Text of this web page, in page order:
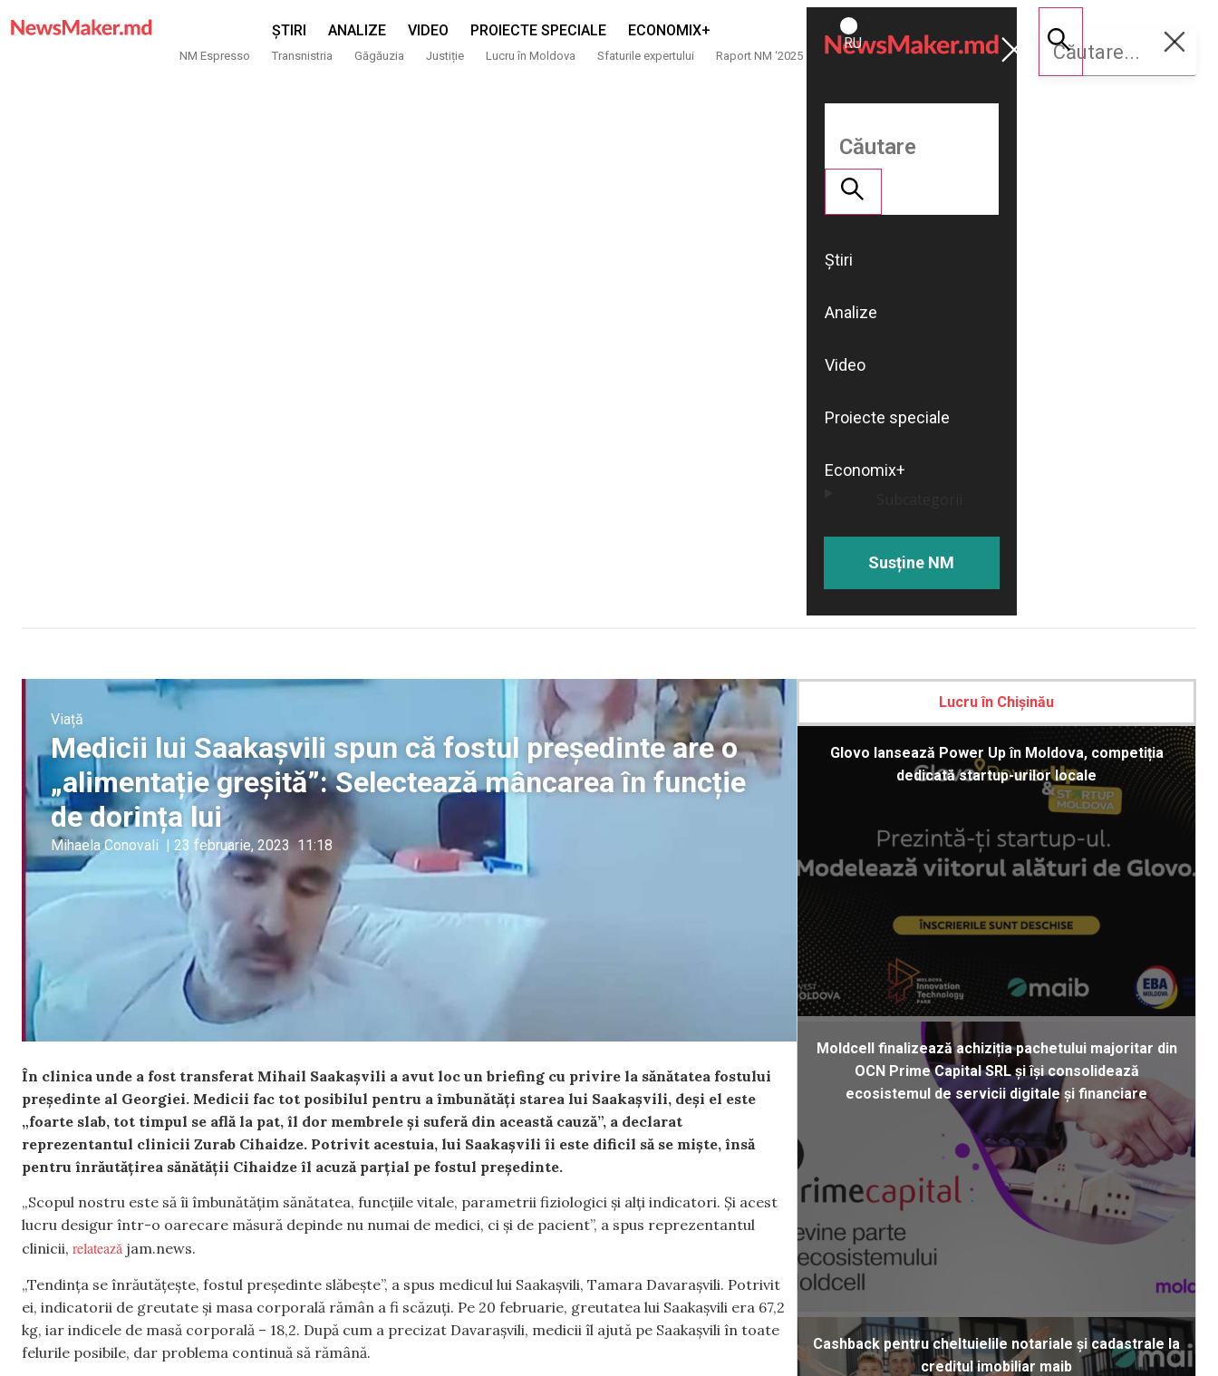
ȘTIRI ANALIZE VIDEO PROIECTE SPECIALE ECONOMIX+
NM Espresso Transnistria Găgăuzia Justiție Lucru în Moldova Sfaturile expertului Raport NM ‘2025
ROMÂNĂ
RU
Susține
NM
Știri
Analize
Video
Proiecte speciale
Economix+
Susține NM
Viață
Medicii lui Saakașvili spun că fostul președinte are o
„alimentație greșită”: Selectează mâncarea în funcție
de dorința lui
Mihaela Conovali | 23 februarie, 2023 11:18
În clinica unde a fost transferat Mihail Saakașvili a avut loc un briefing cu privire la sănătatea fostului
președinte al Georgiei. Medicii fac tot posibilul pentru a îmbunătăți starea lui Saakașvili, deși el este
„foarte slab, tot timpul se află la pat, îl dor membrele și suferă din această cauză”, a declarat
reprezentantul clinicii Zurab Cihaidze. Potrivit acestuia, lui Saakașvili îi este dificil să se miște, însă
pentru înrăutățirea sănătății Cihaidze îl acuză parțial pe fostul președinte.
„Scopul nostru este să îi îmbunătățim sănătatea, funcțiile vitale, parametrii fiziologici și alți indicatori. Și acest
lucru desigur într-o oarecare măsură depinde nu numai de medici, ci și de pacient”, a spus reprezentantul
clinicii, relatează jam.news.
„Tendința se înrăutățește, fostul președinte slăbește”, a spus medicul lui Saakașvili, Tamara Davarașvili. Potrivit
ei, indicatorii de greutate și masa corporală rămân a fi scăzuți. Pe 20 februarie, greutatea lui Saakașvili era 67,2
kg, iar indicele de masă corporală – 18,2. După cum a precizat Davarașvili, medicii îl ajută pe Saakașvili în toate
felurile posibile, dar problema continuă să rămână.
Lucru în Chișinău
Glovo lansează Power Up în Moldova, competiția
dedicată startup-urilor locale
Moldcell finalizează achiziția pachetului majoritar din
OCN Prime Capital SRL și își consolidează
ecosistemul de servicii digitale și financiare
Cashback pentru cheltuielile notariale și cadastrale la
creditul imobiliar maib